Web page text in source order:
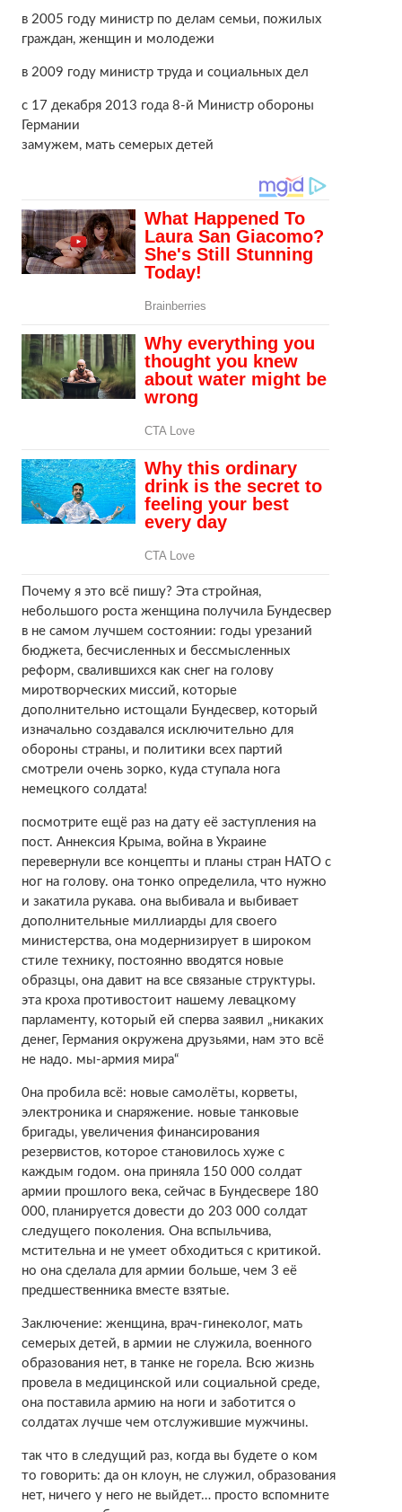
в 2005 году министр по делам семьи, пожилых
граждан, женщин и молодежи
в 2009 году министр труда и социальных дел
с 17 декабря 2013 года 8-й Министр обороны
Германии
замужем, мать семерых детей
Почему я это всё пишу? Эта стройная,
небольшого роста женщина получила Бундесвер
в не самом лучшем состоянии: годы урезаний
бюджета, бесчисленных и бессмысленных
реформ, свалившихся как снег на голову
миротворческих миссий, которые
дополнительно истощали Бундесвер, который
изначально создавался исключительно для
обороны страны, и политики всех партий
смотрели очень зорко, куда ступала нога
немецкого солдата!
посмотрите ещё раз на дату её заступления на
пост. Аннексия Крыма, война в Украине
перевернули все концепты и планы стран НАТО с
ног на голову. она тонко определила, что нужно
и закатила рукава. она выбивала и выбивает
дополнительные миллиарды для своего
министерства, она модернизирует в широком
стиле технику, постоянно вводятся новые
образцы, она давит на все связаные структуры.
эта кроха противостоит нашему левацкому
парламенту, который ей сперва заявил „никаких
денег, Германия окружена друзьями, нам это всё
не надо. мы-армия мира“
0на пробила всё: новые самолёты, корветы,
электроника и снаряжение. новые танковые
бригады, увеличения финансирования
резервистов, которое становилось хуже с
каждым годом. она приняла 150 000 солдат
армии прошлого века, сейчас в Бундесвере 180
000, планируется довести до 203 000 солдат
следущего поколения. Она вспыльчива,
мстительна и не умеет обходиться с критикой.
но она сделала для армии больше, чем 3 её
предшественника вместе взятые.
Заключение: женщина, врач-гинеколог, мать
семерых детей, в армии не служила, военного
образования нет, в танке не горела. Всю жизнь
провела в медицинской или социальной среде,
она поставила армию на ноги и заботится о
солдатах лучше чем отслужившие мужчины.
так что в следущий раз, когда вы будете о ком
то говорить: да он клоун, не служил, образования
нет, ничего у него не выйдет… просто вспомните